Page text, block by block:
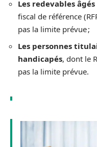
Les redevables
fiscal de référence
pas la limite prévue ;
Les personnes
handicapés, dont le
pas la limite prévue.